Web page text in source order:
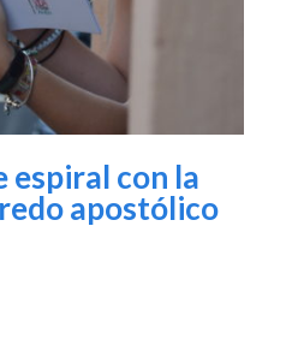
espiral con la
apostólico